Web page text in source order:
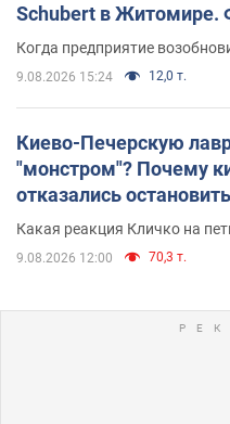
Schubert в Житомире.
Когда предприятие
9.08.2026 15:24 12,0 т.
Киево-Печерскую
"монстром"? Почему
отказались
небоскреба
Какая реакция Кличко на
9.08.2026 12:00 70,3 т.